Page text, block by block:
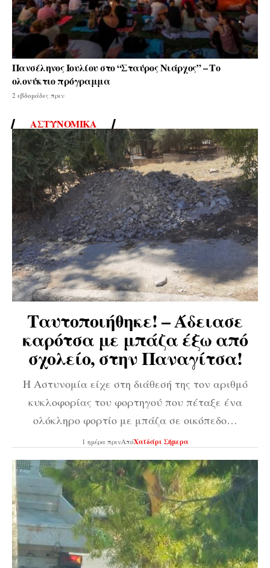
Πανσέληνος Ιουλίου στο “Σταύρος Νιάρχος” – Το
ολονύκτιο πρόγραμμα
2 εβδομάδες πριν
ΑΣΤΥΝΟΜΙΚΆ
Ταυτοποιήθηκε! – Άδειασε
καρότσα με μπάζα έξω από
σχολείο, στην Παναγίτσα!
Η Αστυνομία είχε στη διάθεσή της τον αριθμό
κυκλοφορίας του φορτηγού που πέταξε ένα
ολόκληρο φορτίο με μπάζα σε οικόπεδο…
1 ημέρα πρινΑπόΧαϊδάρι Σήμερα